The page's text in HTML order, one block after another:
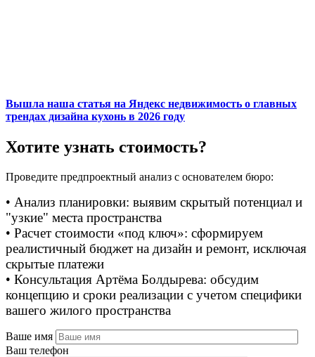
Вышла наша статья на Яндекс недвижимость о главных
трендах дизайна кухонь в 2026 году
Хотите узнать стоимость?
Проведите предпроектный анализ с основателем бюро:
• Анализ планировки: выявим скрытый потенциал и
"узкие" места пространства
• Расчет стоимости «под ключ»: сформируем
реалистичный бюджет на дизайн и ремонт, исключая
скрытые платежи
• Консультация Артёма Болдырева: обсудим
концепцию и сроки реализации с учетом специфики
вашего жилого пространства
Ваше имя
Ваш телефон